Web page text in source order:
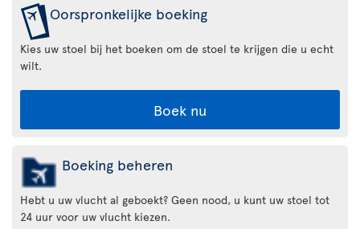
Oorspronkelijke boeking
Kies uw stoel bij het boeken om de stoel te krijgen die u echt
wilt.
Boek nu
Boeking beheren
Hebt u uw vlucht al geboekt? Geen nood, u kunt uw stoel tot
24 uur voor uw vlucht kiezen.